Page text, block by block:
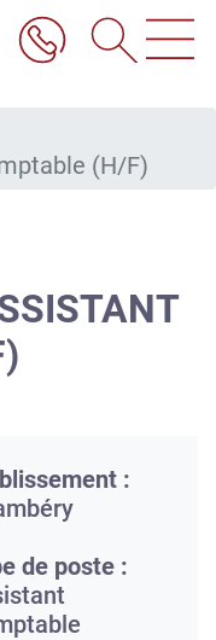
(H/F)
:
de poste :